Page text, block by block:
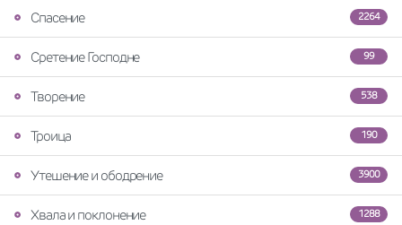
2264
Спасение
99
Сретение Господне
538
Творение
190
Троица
3900
Утешение и ободрение
1288
Хвала и поклонение